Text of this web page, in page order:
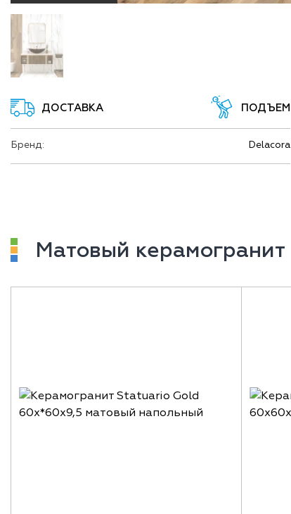
ДОСТАВКА ПОДЪЕМ
Бренд: Delacora
Матовый керамогранит